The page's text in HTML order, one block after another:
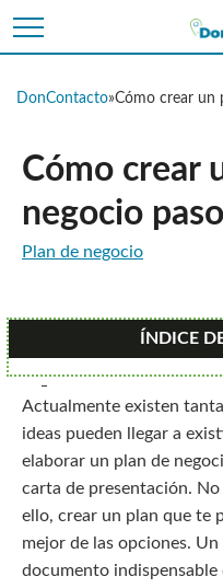
DonContacto»Cómo crear un
Cómo crear
negocio
Plan de negocio
ÍNDICE
Actualmente existen
ideas pueden llegar a
elaborar un plan de
carta de presentación.
ello, crear un plan que te
mejor de las opciones.
documento indispensable